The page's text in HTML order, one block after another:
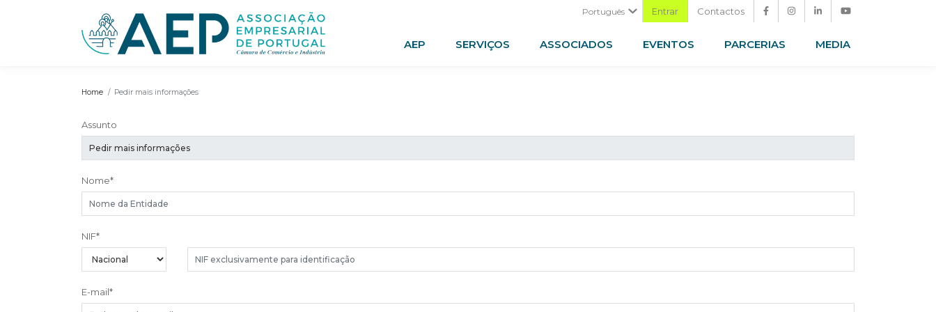
Português Entrar Contactos
AEP SERVIÇOS ASSOCIADOS EVENTOS PARCERIAS MEDIA
Home Pedir mais informações
Assunto
Nome*
NIF*
E-mail*